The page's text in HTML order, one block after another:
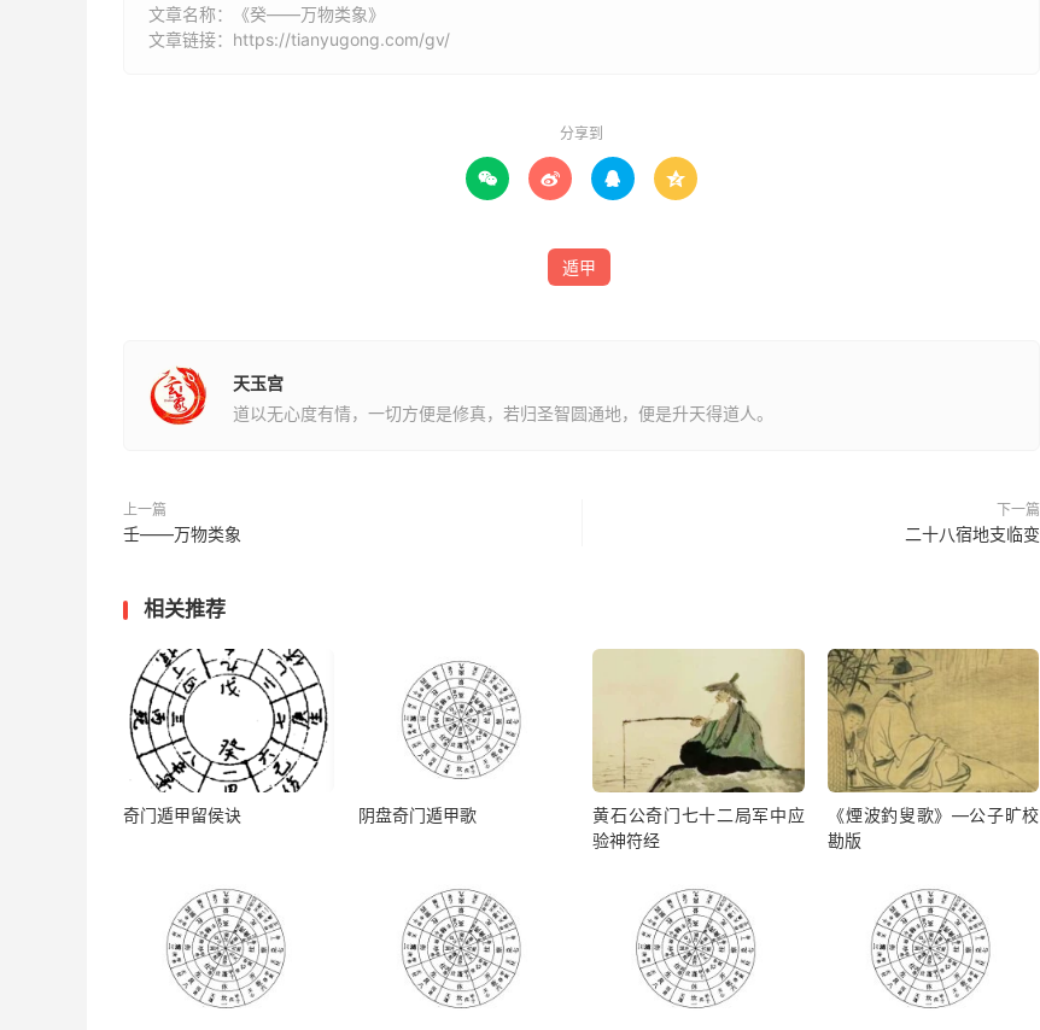
给予适度的空间自由发挥，如果太过加以干涉，预期的管教或管理的目的往往难于达到。
1、古书多把癸水比作涓涓细流，若为喜神也可以比作滋润万物的雨露。癸水阴柔，宁静，不冲动，有耐心，
人际关系好，处事手法圆滑，以柔制刚，以静制动，深思熟虑，以退为进，喜后发制人。
2、癸水既然可以比作滋润万物的雨露，因此也可和丙火太阳一样，对万物施予滋润。丙火给万物以光明，
癸水给万物以抚慰、柔情。所以，所有正格命局不管用什么五行来做用神，都喜欢有一点水和火。完全缺火
3、如果说癸水为喜神，运顺而可以成功的话，它成功的秘诀就是“软打”，是微笑的攻势，是那种使人无法拒
绝的柔情。
多无火，少女怀春，君子好求
。若命局又逢多合，鸳鸯枕不冷，空帷难独守，情欲热炽，难以自制。
淫。
6、形态方面，癸为喜神时，则体态丰腴而不太过，面貌圆润而笑意甜，秋波荡漾，秀色迷人。若为忌神，
则身材臃肿，肌肉松弛，目陷神流，未语先笑，举止轻浮。
癸水：表示阳气刚刚开始，万物萌发，也指早上的太阳，可以引申为黑暗中的光明
癸水属阴, 指雨露之水, 也有闭藏和内在萌生之意. 癸水为水之妹, 其人平静, 柔和, 内向, 勤勉力行, 然而每爱好
猜臆, 注重原则, 不务实际, 故内心常蓄不平, 并时有破坏性, 并且有重情调, 喜钻牛角尖的倾向.
引申：耳（听觉、耳蜗液体）、
平衡器官、腺体
、内分泌系统、汗液
天干化合主事:雨露、泉水、霜雪、池塘、结晶、眼泪、墨、水产、浴业、玄学、智业、谋略、药、口服液；
于人体为肾脏、眼睛、骨髓、脑、精液、经血、津液；
文章名称：《癸——万物类象》
文章链接： https://tianyugong.com/gv/
分享到
   
遁甲
天玉宫
道以无心度有情，一切方便是修真，若归圣智圆通地，便是升天得道人。
上一篇
壬——万物类象
下一篇
二十八宿地支临变
相关推荐
奇门遁甲留侯诀 阴盘奇门遁甲歌
黄石公奇门七十二局军中应
验神符经
《煙波釣叟歌》—公子旷校
勘版